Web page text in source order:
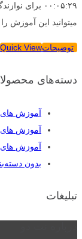
۰۰:۰۵:۲۹
میتوانید این آموزش
توضیحاتQuick View
دسته‌های
آموزش های
آموزش های
آموزش های
بدون
تبلیغات